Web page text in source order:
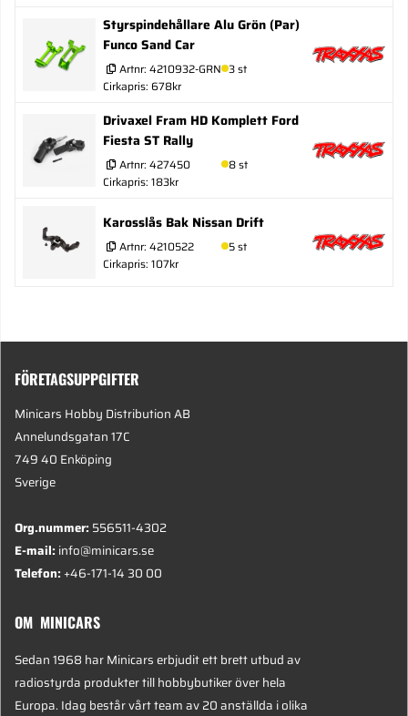
Styrspindehållare Alu Grön (Par)
Funco Sand Car
Artnr: 4210932-GRN 3 st
Cirkapris: 678kr
Drivaxel Fram HD Komplett Ford
Fiesta ST Rally
Artnr: 427450
8 st
Cirkapris: 183kr
Karosslås Bak Nissan Drift
Artnr: 4210522
5 st
Cirkapris: 107kr
FÖRETAGSUPPGIFTER
Minicars Hobby Distribution AB
Annelundsgatan 17C
749 40 Enköping
Sverige
Org.nummer:556511-4302
E-mail:info@minicars.se
Telefon:+46-171-14 30 00
OM MINICARS
Sedan 1968 har Minicars erbjudit ett brett utbud av
radiostyrda produkter till hobbybutiker över hela
Europa. Idag består vårt team av 20 anställda i olika